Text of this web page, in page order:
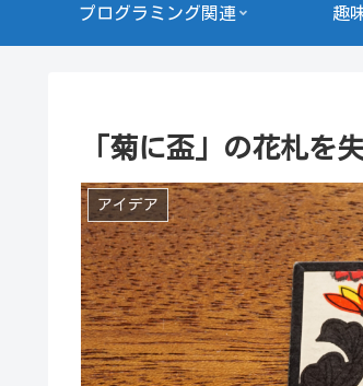
プログラミング関連 趣
「菊に盃」の花札を
アイデア